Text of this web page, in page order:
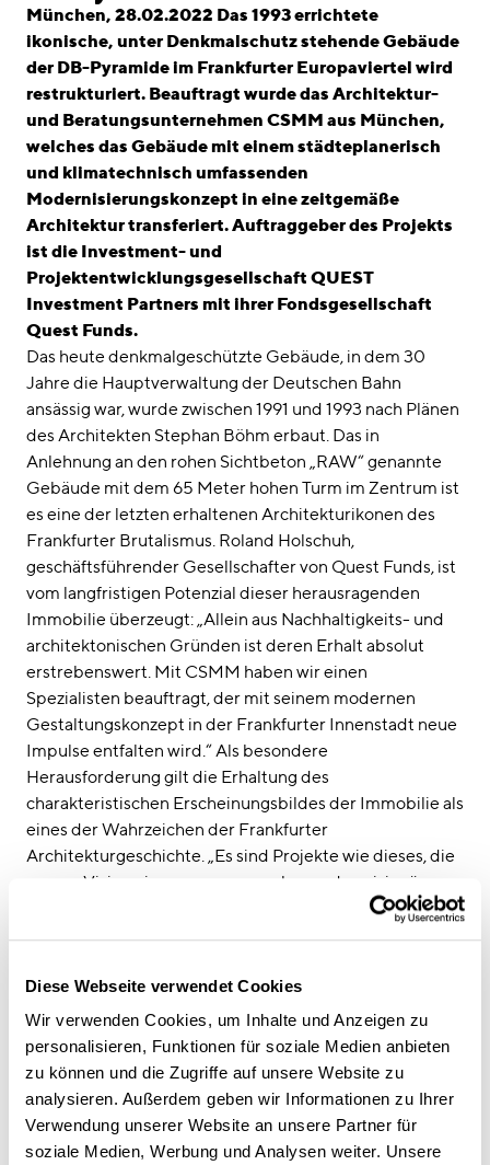
Diese Webseite verwendet Cookies
Wir verwenden Cookies, um Inhalte und Anzeigen zu
personalisieren, Funktionen für soziale Medien anbieten
zu können und die Zugriffe auf unsere Website zu
analysieren. Außerdem geben wir Informationen zu Ihrer
Verwendung unserer Website an unsere Partner für
soziale Medien, Werbung und Analysen weiter. Unsere
linkedininstagram
English
Impressum
München, 28.02.2022 Das 1993 errichtete
ikonische, unter Denkmalschutz stehende Gebäude
der DB-Pyramide im Frankfurter Europaviertel wird
restrukturiert. Beauftragt wurde das Architektur-
und Beratungsunternehmen CSMM aus München,
welches das Gebäude mit einem städteplanerisch
und klimatechnisch umfassenden
Modernisierungskonzept in eine zeitgemäße
Architektur transferiert. Auftraggeber des Projekts
ist die Investment- und
Projektentwicklungsgesellschaft QUEST
Investment Partners mit ihrer Fondsgesellschaft
Quest Funds.
Das heute denkmalgeschützte Gebäude, in dem 30
Jahre die Hauptverwaltung der Deutschen Bahn
ansässig war, wurde zwischen 1991 und 1993 nach Plänen
des Architekten Stephan Böhm erbaut. Das in
Anlehnung an den rohen Sichtbeton „RAW“ genannte
Gebäude mit dem 65 Meter hohen Turm im Zentrum ist
es eine der letzten erhaltenen Architekturikonen des
Frankfurter Brutalismus. Roland Holschuh,
geschäftsführender Gesellschafter von Quest Funds, ist
vom langfristigen Potenzial dieser herausragenden
Immobilie überzeugt: „Allein aus Nachhaltigkeits- und
architektonischen Gründen ist deren Erhalt absolut
erstrebenswert. Mit CSMM haben wir einen
Spezialisten beauftragt, der mit seinem modernen
Gestaltungskonzept in der Frankfurter Innenstadt neue
Impulse entfalten wird.“ Als besondere
Herausforderung gilt die Erhaltung des
charakteristischen Erscheinungsbildes der Immobilie als
eines der Wahrzeichen der Frankfurter
Architekturgeschichte. „Es sind Projekte wie dieses, die
unsere Vision einer ressourcenschonenden visionären
Architektur vorantreiben“, fasst Reiner Nowak,
geschäftsführender Gesellschafter bei CSMM,
Frankfurter Brutalismus stehenden Gebäude im
Stadtbild erhalten. Indem wir die graue Energie der
Bausubstanz nutzen, realisieren wir eine
zukunftsorientierte Lösung mit zeitgemäßem
Nutzungskonzept, das auch einen gesellschaftlichen und
ökonomischen Beitrag leistet.“